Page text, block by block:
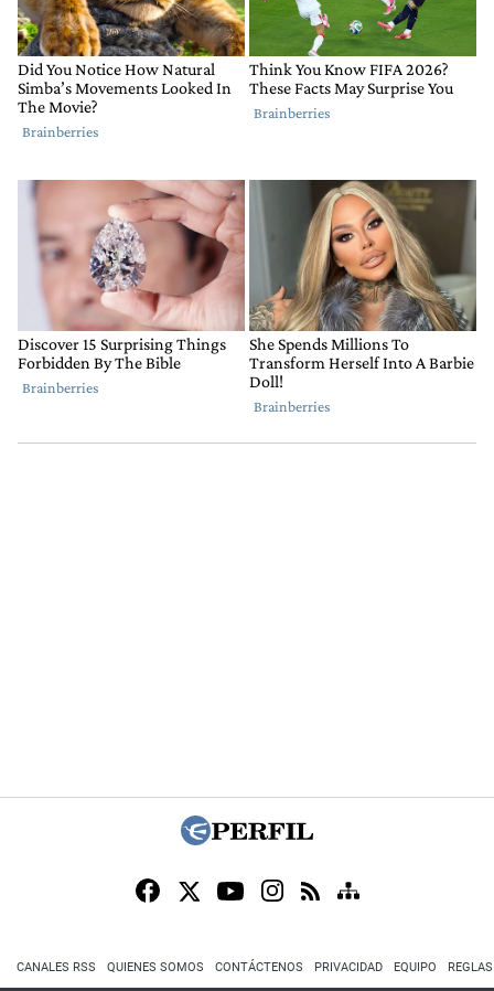
CANALES RSS QUIENES SOMOS CONTÁCTENOS PRIVACIDAD EQUIPO